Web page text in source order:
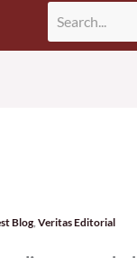
Blog, Veritas Editorial